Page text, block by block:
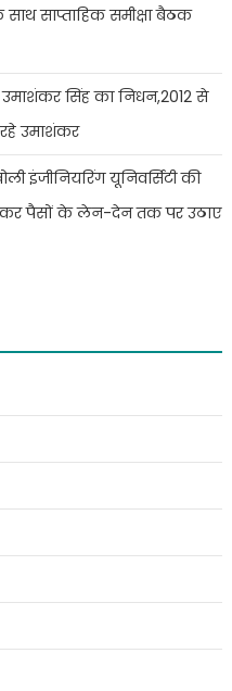
साप्ताहिक समीक्षा बैठक
सिंह का निधन,2012 से
उमाशंकर
इंजीनियरिंग यूनिवर्सिटी की
पैसों के लेन-देन तक पर उठाए